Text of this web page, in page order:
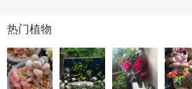
热门植物